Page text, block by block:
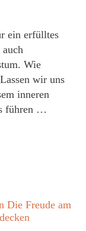
ein erfülltes
Wie
wir uns
inneren
führen …
Die Freude am